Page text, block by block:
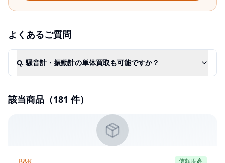
よくあるご質問
Q.騒音計・振動計の単体買取も可能ですか？
該当商品（181 件）
信頼度高